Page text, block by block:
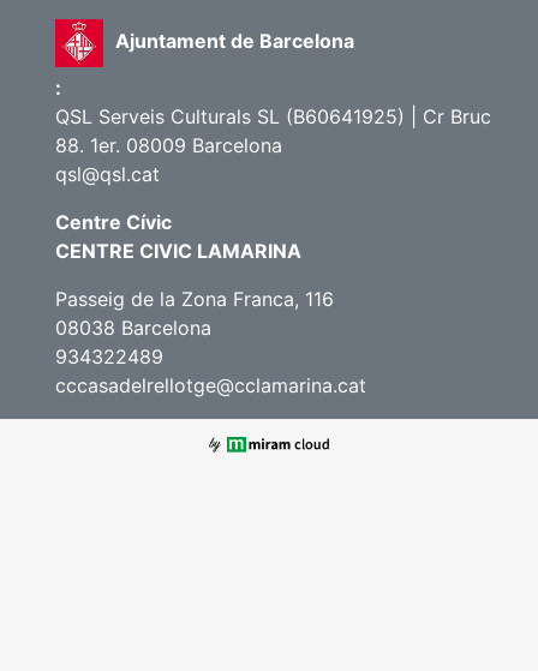
Ajuntament de Barcelona
:
QSL Serveis Culturals SL (B60641925) | Cr Bruc
88. 1er. 08009 Barcelona
qsl@qsl.cat
Centre Cívic
CENTRE CIVIC LAMARINA
Passeig de la Zona Franca, 116
08038 Barcelona
934322489
cccasadelrellotge@cclamarina.cat